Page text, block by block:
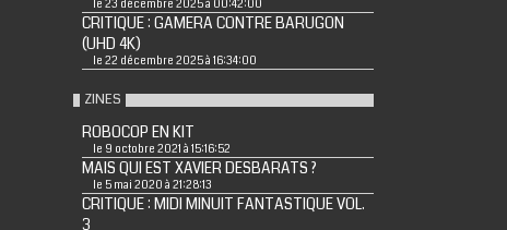
le 23 décembre 2025 à 00:42:00
CRITIQUE : GAMERA CONTRE BARUGON
(UHD 4K)
le 22 décembre 2025 à 16:34:00
ZINES
ROBOCOP EN KIT
le 9 octobre 2021 à 15:16:52
MAIS QUI EST XAVIER DESBARATS ?
le 5 mai 2020 à 21:28:13
CRITIQUE : MIDI MINUIT FANTASTIQUE VOL.
3